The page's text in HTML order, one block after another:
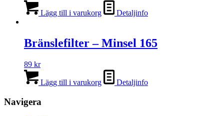
Lägg till i varukorg Detaljinfo
Bränslefilter – Minsel 165
89 kr
Lägg till i varukorg Detaljinfo
Navigera